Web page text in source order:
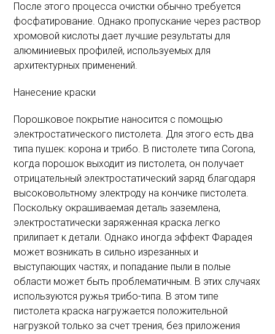
После этого процесса очистки обычно требуется
фосфатирование. Однако пропускание через раствор
хромовой кислоты дает лучшие результаты для
алюминиевых профилей, используемых для
архитектурных применений.
Нанесение краски
Порошковое покрытие наносится с помощью
электростатического пистолета. Для этого есть два
типа пушек: корона и трибо. В пистолете типа Corona,
когда порошок выходит из пистолета, он получает
отрицательный электростатический заряд благодаря
высоковольтному электроду на кончике пистолета.
Поскольку окрашиваемая деталь заземлена,
электростатически заряженная краска легко
прилипает к детали. Однако иногда эффект Фарадея
может возникать в сильно изрезанных и
выступающих частях, и попадание пыли в полые
области может быть проблематичным. В этих случаях
используются ружья трибо-типа. В этом типе
пистолета краска нагружается положительной
нагрузкой только за счет трения, без приложения